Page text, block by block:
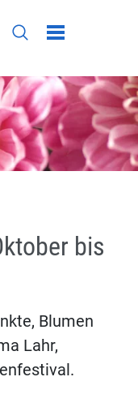
wählen
Seiten-Suche
Menü schließen
bis
Blumen
Lahr,